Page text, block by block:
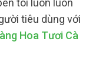
tiêu dùng với
Hoa Tươi Cà